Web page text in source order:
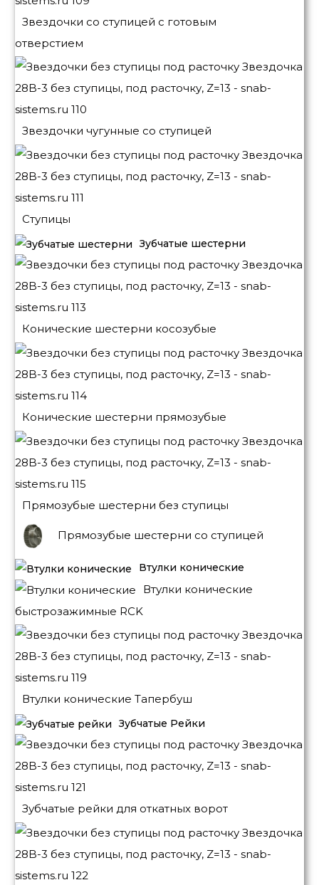
Звездочки со ступицей с готовым
отверстием
Звездочки чугунные со ступицей
Ступицы
Зубчатые шестерни
Конические шестерни косозубые
Конические шестерни прямозубые
Прямозубые шестерни без ступицы
Прямозубые шестерни со ступицей
Втулки конические
Втулки конические
быстрозажимные RCK
Втулки конические Тапербуш
Зубчатые Рейки
Зубчатые рейки для откатных ворот